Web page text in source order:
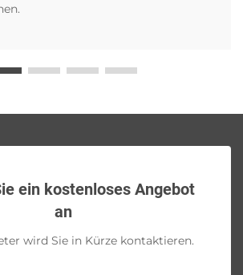
ein kostenloses Angebot
an
wird Sie in Kürze kontaktieren.